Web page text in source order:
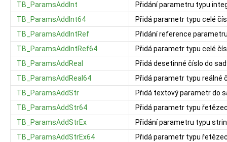
TB_ParamsAddInt
Přidání parametru typu
TB_ParamsAddInt64
Přidá parametr typu celé
TB_ParamsAddIntRef
Přidání reference
TB_ParamsAddIntRef64
Přidá parametr typu celé
TB_ParamsAddReal
Přidá desetinné číslo do
TB_ParamsAddReal64
Přidá parametr typu reálné
TB_ParamsAddStr
Přidá textový parametr do
TB_ParamsAddStr64
Přidá parametr typu
TB_ParamsAddStrEx
Přidání parametru typu
TB_ParamsAddStrEx64
Přidá parametr typu